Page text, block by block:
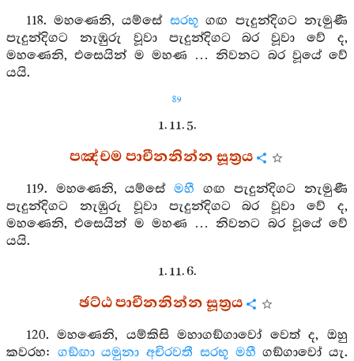
118. මහණෙනි, යම්සේ සරභූගඟ පැදුන්දිගට නැමුණී
පැදුන්දිගට නැඹුරු වූවා පැදුන්දිගට බර වූවා වේ ද,
මහණෙනි, එසෙයින් ම මහණ … නිවනට බර වූයේ වේ
යයි.
89
1. 11. 5.
පඤ්චම පාචීනනින්න සූත්‍රය
119. මහණෙනි, යම්සේමහී ගඟ පැදුන්දිගට නැමුණී
පැදුන්දිගට නැඹුරු වූවා පැදුන්දිගට බර වූවා වේ ද,
මහණෙනි, එසෙයින් ම මහණ … නිවනට බර වූයේ වේ
යයි.
1. 11. 6.
ඡට්ඨ පාචීනනින්න සූත්‍රය
120. මහණෙනි, යම්කිසි මහාගඞ්ගාවෝ වෙත් ද, ඔහු
කවරහ: ගඞ්ඟා යමුනා අචිරවතී සරභූ මහී ගඞ්ගාවෝ යැ.